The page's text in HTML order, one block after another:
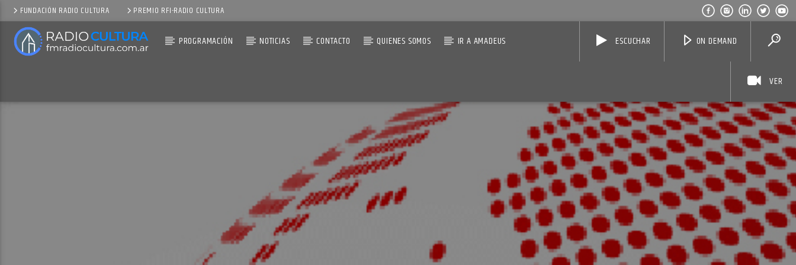
FUNDACIÓN RADIO CULTURA PREMIO RFI-RADIO CULTURA
PROGRAMACIÓN NOTICIAS CONTACTO QUIENES SOMOS IR A AMADEUS ON DEMAND
ESCUCHAR
VER